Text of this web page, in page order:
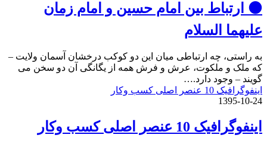
⚫️ ارتباط بین امام حسین و امام زمان
علیهما السلام
به راستی، چه ارتباطی میان این دو کوکب درخشان آسمان ولایت –
که ملک و ملکوت، عرش و فرش همه از یگانگی آن دو سخن می
گویند – وجود دارد.…
اینفوگرافیک 10 عنصر اصلی کسب وکار
1395-10-24
اینفوگرافیک 10 عنصر اصلی کسب وکار